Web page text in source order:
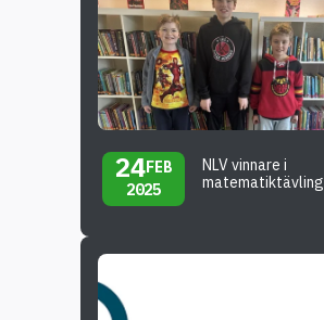
24FEB
2025
NLV vinnare i
matematiktävling